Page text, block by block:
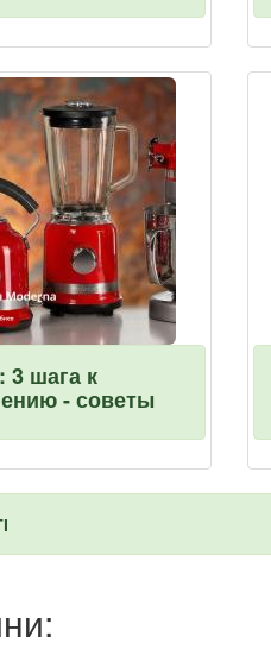
3 шага к
- советы